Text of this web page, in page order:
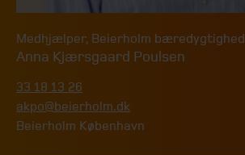
Medhjælper, Beierholm bæredygtighed
Anna Kjærsgaard Poulsen
33 18 13 26
akpo@beierholm.dk
Beierholm København